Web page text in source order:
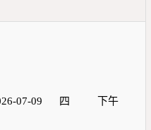
07-09 四 下午